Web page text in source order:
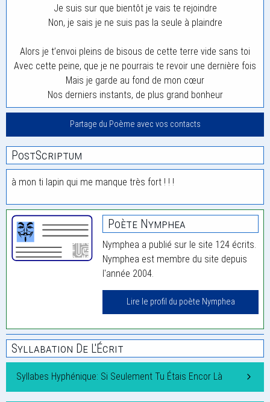
Je suis sur que bientôt je vais te rejoindre
Non, je sais je ne suis pas la seule à plaindre
Alors je t’envoi pleins de bisous de cette terre vide sans toi
Avec cette peine, que je ne pourrais te revoir une dernière fois
Mais je garde au fond de mon cœur
Nos derniers instants, de plus grand bonheur
Partage du Poème avec vos contacts
PostScriptum
à mon ti lapin qui me manque très fort ! ! !
Poète Nymphea
Nymphea a publié sur le site 124 écrits.
Nymphea est membre du site depuis
l'année 2004.
Lire le profil du poète Nymphea
Syllabation De L'Écrit
Syllabes Hyphénique: Si Seulement Tu Étais Encor Là